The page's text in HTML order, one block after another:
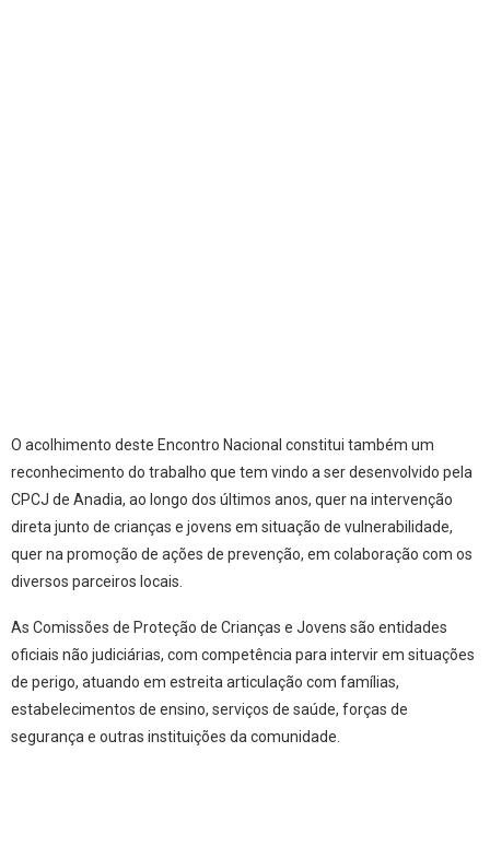
O acolhimento deste Encontro Nacional constitui também um
reconhecimento do trabalho que tem vindo a ser desenvolvido pela
CPCJ de Anadia, ao longo dos últimos anos, quer na intervenção
direta junto de crianças e jovens em situação de vulnerabilidade,
quer na promoção de ações de prevenção, em colaboração com os
diversos parceiros locais.
As Comissões de Proteção de Crianças e Jovens são entidades
oficiais não judiciárias, com competência para intervir em situações
de perigo, atuando em estreita articulação com famílias,
estabelecimentos de ensino, serviços de saúde, forças de
segurança e outras instituições da comunidade.